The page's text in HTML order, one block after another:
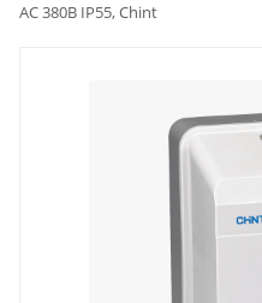
AC 380В IP55, Chint